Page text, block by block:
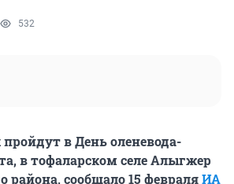
532
в День оленевода-
в тофаларском селе Алыгжер
района, сообщало 15 февраляИА